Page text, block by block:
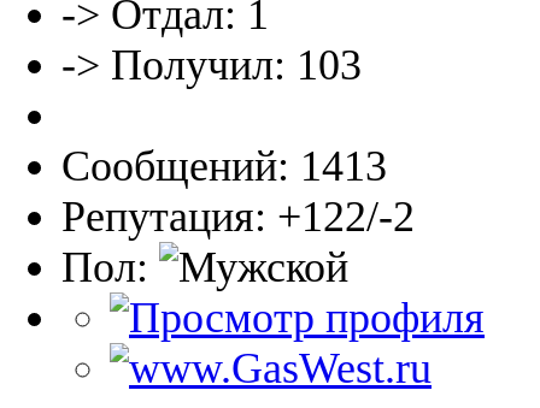
-> Отдал: 1
-> Получил: 103
Сообщений: 1413
Репутация: +122/-2
Пол: